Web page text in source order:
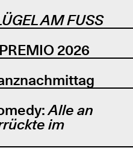
AM FUSS
2026
Alle an
im